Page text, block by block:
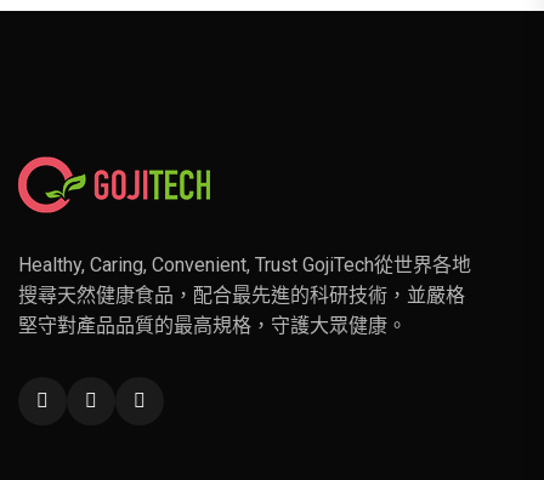
Healthy, Caring, Convenient, Trust GojiTech從世界各地
搜尋天然健康食品，配合最先進的科研技術，並嚴格
堅守對產品品質的最高規格，守護大眾健康。